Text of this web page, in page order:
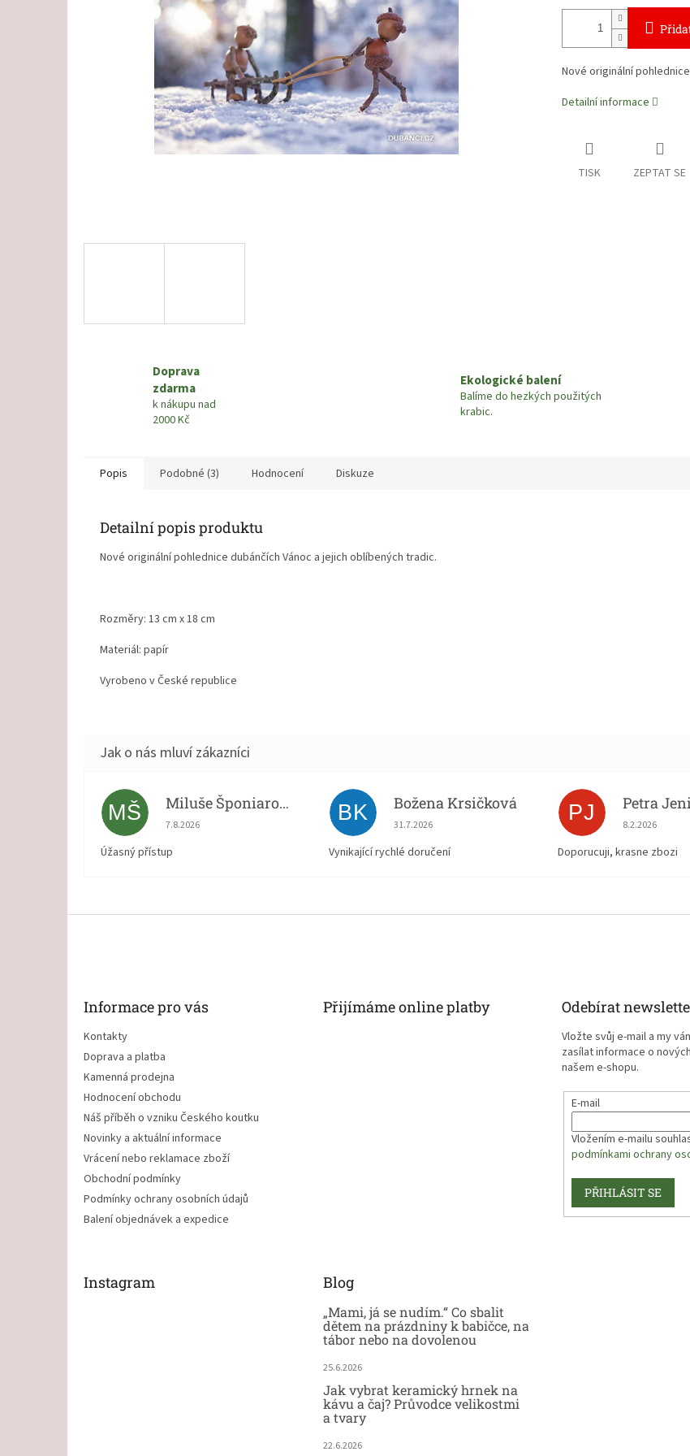
Nové originální
Detailní informace
TISK ZEPTAT SE
Doprava
zdarma
k nákupu nad
2000 Kč
Ekologické balení
Balíme do hezkých použitých
krabic.
Popis Podobné (3) Hodnocení Diskuze
Detailní popis produktu
Nové originální pohlednice dubánčích Vánoc a jejich oblíbených tradic.
Rozměry: 13 cm x 18 cm
Materiál: papír
Vyrobeno v České republice
MŠ Miluše Šponiarová
Hodnocení obchodu je 5 z 5 hvězdiček.
7.8.2026
Úžasný přístup
BK Božena Krsičková
Hodnocení obchodu je 5 z 5 hvězdiček.
31.7.2026
Vynikající rychlé doručení
PJ Petra
Hodnocení
8.2.2026
Doporucuji, krasne zbozi
Informace pro vás
Kontakty
Doprava a platba
Kamenná prodejna
Hodnocení obchodu
Náš příběh o vzniku Českého koutku
Novinky a aktuální informace
Vrácení nebo reklamace zboží
Obchodní podmínky
Podmínky ochrany osobních údajů
Balení objednávek a expedice
Přijímáme online platby Odebírat
Vložte svůj e-mail a my
zasílat informace o
našem e-shopu.
E-mail
Vložením e-mailu
podmínkami ochrany
PŘIHLÁSIT SE
Instagram Blog
„Mami, já se nudím.“ Co sbalit
dětem na prázdniny k babičce, na
tábor nebo na dovolenou
25.6.2026
Jak vybrat keramický hrnek na
kávu a čaj? Průvodce velikostmi
a tvary
22.6.2026